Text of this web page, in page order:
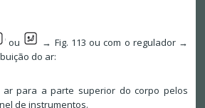
ou
→ Fig. 113 ou com o regulador →
do ar:
ar para a parte superior do corpo pelos
de instrumentos.